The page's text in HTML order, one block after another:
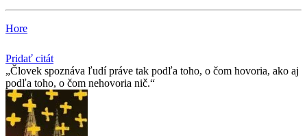
Hore
Pridať citát
Človek spoznáva ľudí práve tak podľa toho, o čom hovoria, ako aj
podľa toho, o čom nehovoria nič.